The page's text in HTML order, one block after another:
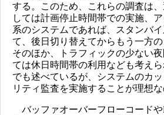
する。このため、これらの調査は
しては計画停止時間帯での実施、
系のシステムであれば、スタンバ
て、後日切り替えてからもう一方の
そのほか、トラフィックの少ない
ては休日時間帯の利用なども考え
でも述べているが、システムのカ
リティ監査を実施することが理想な
バッファオーバーフローコードや